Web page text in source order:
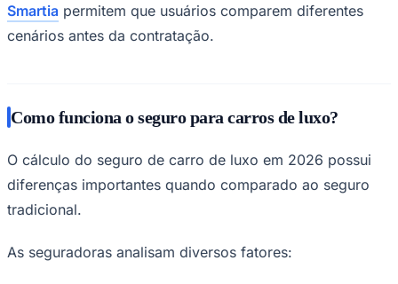
Smartia permitem que usuários comparem diferentes
cenários antes da contratação.
Como funciona o seguro para carros de luxo?
O cálculo do seguro de carro de luxo em 2026 possui
diferenças importantes quando comparado ao seguro
tradicional.
As seguradoras analisam diversos fatores: